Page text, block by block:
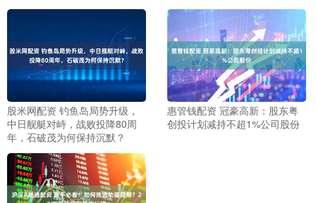
股米网配资 钓鱼岛局势升级，
中日舰艇对峙，战败投降80周
年，石破茂为何保持沉默？
惠管钱配资 冠豪高新：股东粤
创投计划减持不超1%公司股份